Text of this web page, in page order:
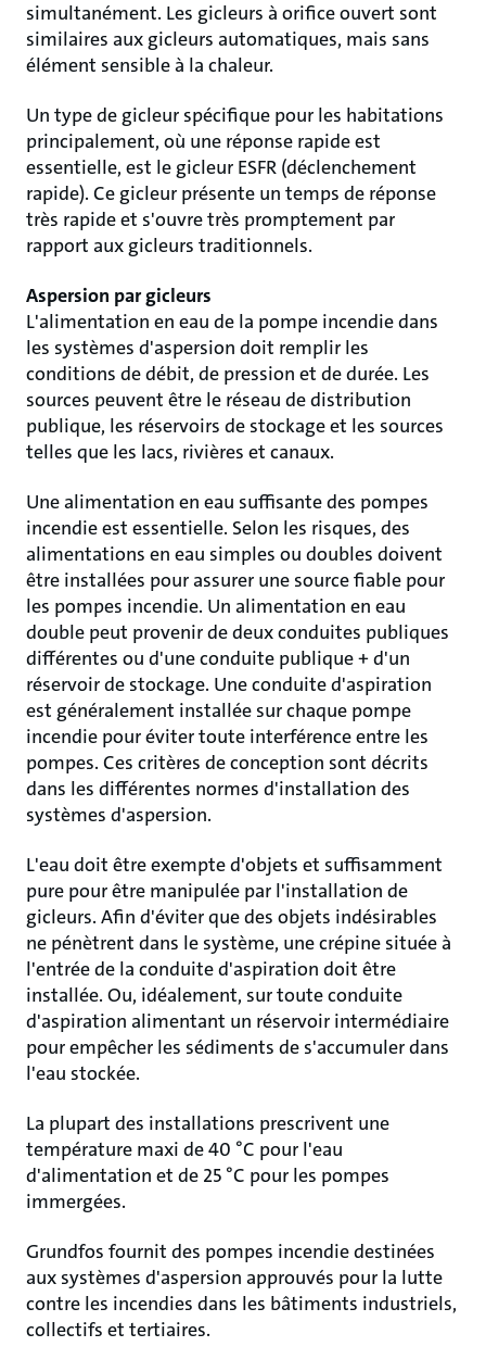
simultanément. Les gicleurs à orifice ouvert sont
similaires aux gicleurs automatiques, mais sans
élément sensible à la chaleur.
Un type de gicleur spécifique pour les habitations
principalement, où une réponse rapide est
essentielle, est le gicleur ESFR (déclenchement
rapide). Ce gicleur présente un temps de réponse
très rapide et s'ouvre très promptement par
rapport aux gicleurs traditionnels.
Aspersion par gicleurs
L'alimentation en eau de la pompe incendie dans
les systèmes d'aspersion doit remplir les
conditions de débit, de pression et de durée. Les
sources peuvent être le réseau de distribution
publique, les réservoirs de stockage et les sources
telles que les lacs, rivières et canaux.
Une alimentation en eau suffisante des pompes
incendie est essentielle. Selon les risques, des
alimentations en eau simples ou doubles doivent
être installées pour assurer une source fiable pour
les pompes incendie. Un alimentation en eau
double peut provenir de deux conduites publiques
différentes ou d'une conduite publique + d'un
réservoir de stockage. Une conduite d'aspiration
est généralement installée sur chaque pompe
incendie pour éviter toute interférence entre les
pompes. Ces critères de conception sont décrits
dans les différentes normes d'installation des
systèmes d'aspersion.
L'eau doit être exempte d'objets et suffisamment
pure pour être manipulée par l'installation de
gicleurs. Afin d'éviter que des objets indésirables
ne pénètrent dans le système, une crépine située à
l'entrée de la conduite d'aspiration doit être
installée. Ou, idéalement, sur toute conduite
d'aspiration alimentant un réservoir intermédiaire
pour empêcher les sédiments de s'accumuler dans
l'eau stockée.
La plupart des installations prescrivent une
température maxi de 40 °C pour l'eau
d'alimentation et de 25 °C pour les pompes
immergées.
Grundfos fournit des pompes incendie destinées
aux systèmes d'aspersion approuvés pour la lutte
contre les incendies dans les bâtiments industriels,
collectifs et tertiaires.